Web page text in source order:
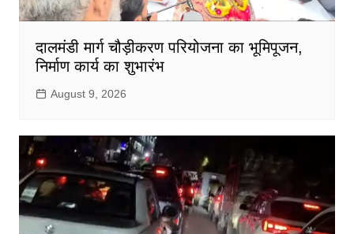
दालमंडी मार्ग चौड़ीकरण परियोजना का भूमिपूजन,
निर्माण कार्य का शुभारंभ
August 9, 2026